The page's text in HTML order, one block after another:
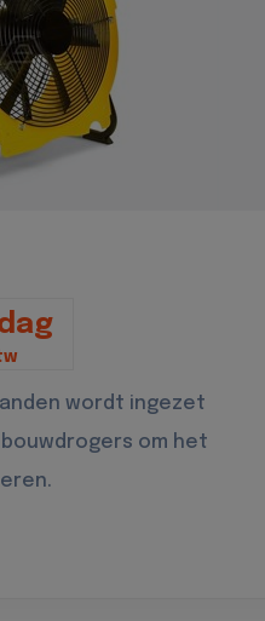
wordt ingezet
om het